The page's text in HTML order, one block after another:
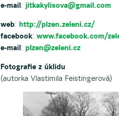
e-mail: jitkakylisova@gmail.com
web: http://plzen.zeleni.cz/
facebook: www.facebook.com/
e-mail: plzen@zeleni.cz
Fotografie z úklidu
(autorka Vlastimila Feistingerová)